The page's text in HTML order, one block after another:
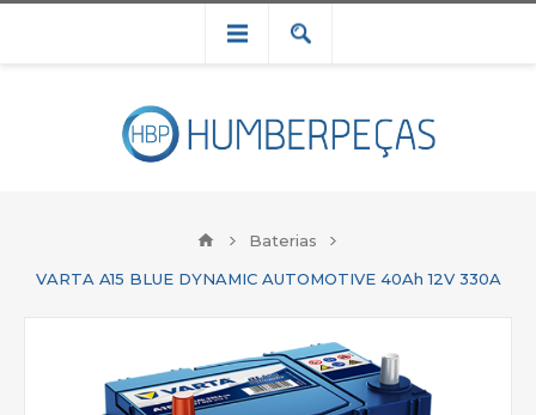
Baterias
VARTA A15 BLUE DYNAMIC AUTOMOTIVE 40Ah 12V 330A